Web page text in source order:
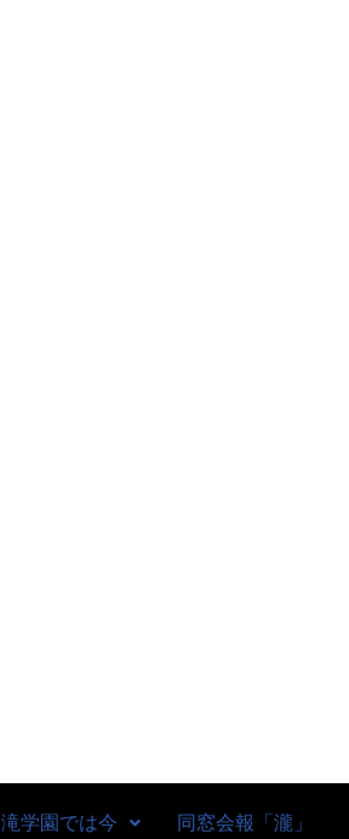
滝学園では今 同窓会報「瀧」